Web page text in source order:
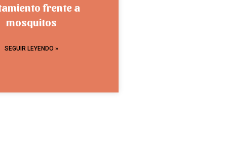
frente a
mosquitos
SEGUIR LEYENDO »